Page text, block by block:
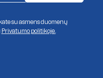
su asmens duomenų
Privatumo politikoje.